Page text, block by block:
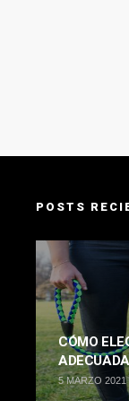
POSTS
CÓMO
5 MARZO 2021